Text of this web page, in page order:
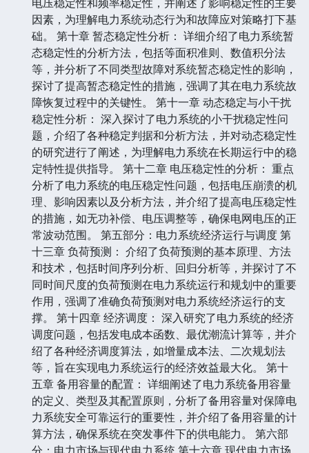
因素，为理解电力系统动态行为和故障应对策略打下基
础。 第十章 暂态稳定性分析： 详细介绍了电力系统暂
态稳定性的分析方法，包括等面积准则、数值积分法
等，并分析了不同类型故障对系统暂态稳定性的影响，
探讨了提高暂态稳定性的措施，强调了其在电力系统故
障恢复过程中的关键性。 第十一章 动态稳定与小干扰
稳定性分析： 深入探讨了电力系统的小干扰稳定性问
题，介绍了各种稳定判据和分析方法，并对动态稳定性
的研究进行了阐述，为理解电力系统在长期运行中的稳
定特性提供指导。 第十二章 电压稳定性的分析： 重点
分析了电力系统的电压稳定性问题，包括电压崩溃的机
理、影响因素以及分析方法，并介绍了提高电压稳定性
的措施，如无功补偿、电压调整等，确保电网电压的正
常波动范围。 第五部分：电力系统经济运行与调度 第
十三章 负荷预测： 介绍了负荷预测的基本原理、方法
和技术，包括时间序列分析、回归分析等，并探讨了不
同时间尺度的负荷预测在电力系统运行和规划中的重要
作用，强调了准确负荷预测对电力系统经济运行的支
撑。 第十四章 经济调度： 深入研究了电力系统的经济
调度问题，包括发电成本函数、最优潮流计算等，并介
绍了各种经济调度算法，如增量成本法、二次规划法
等，旨在实现电力系统运行的经济效益最大化。 第十
五章 备用容量的配置： 详细阐述了电力系统备用容量
的定义、类型及其配置原则，分析了备用容量对保障电
力系统安全可靠运行的重要性，并介绍了备用容量的计
算方法，确保系统在突发事件下的供电能力。 第六部